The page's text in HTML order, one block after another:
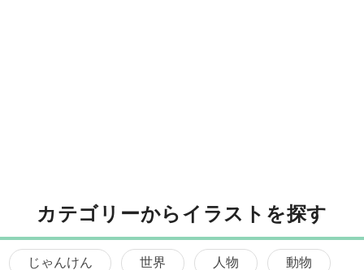
カテゴリーからイラストを探す
じゃんけん 世界 人物 動物